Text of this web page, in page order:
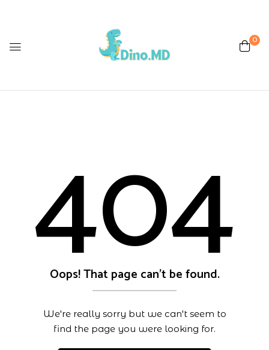
0
404
Oops! That page can't be found.
We're really sorry but we can't seem to
find the page you were looking for.